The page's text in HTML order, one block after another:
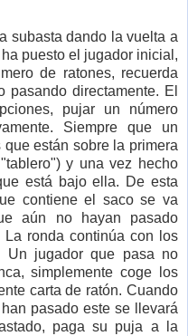
subasta dando la vuelta a
puesto el jugador inicial,
de ratones, recuerda
directamente. El
pujar un número
Siempre que un
están sobre la primera
y una vez hecho
está bajo ella. De esta
contiene el saco se va
aún no hayan pasado
ronda continúa con los
Un jugador que pasa no
simplemente coge los
carta de ratón. Cuando
pasado este se llevará
paga su puja a la